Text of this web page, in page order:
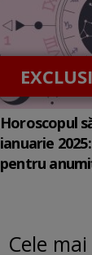
Horoscopul
ianuarie
pentru
Cele